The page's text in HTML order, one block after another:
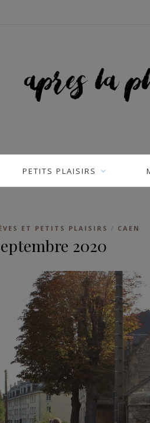
PETITS PLAISIRS
ET PETITS PLAISIRS / CAEN
2020